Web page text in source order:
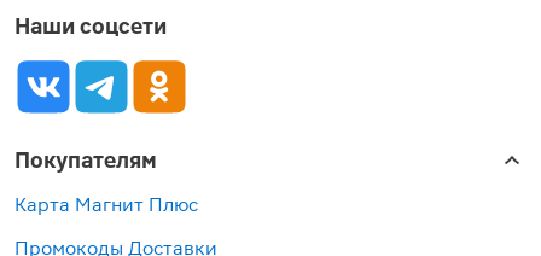
Наши соцсети
Покупателям
Карта Магнит Плюс
Промокоды Доставки